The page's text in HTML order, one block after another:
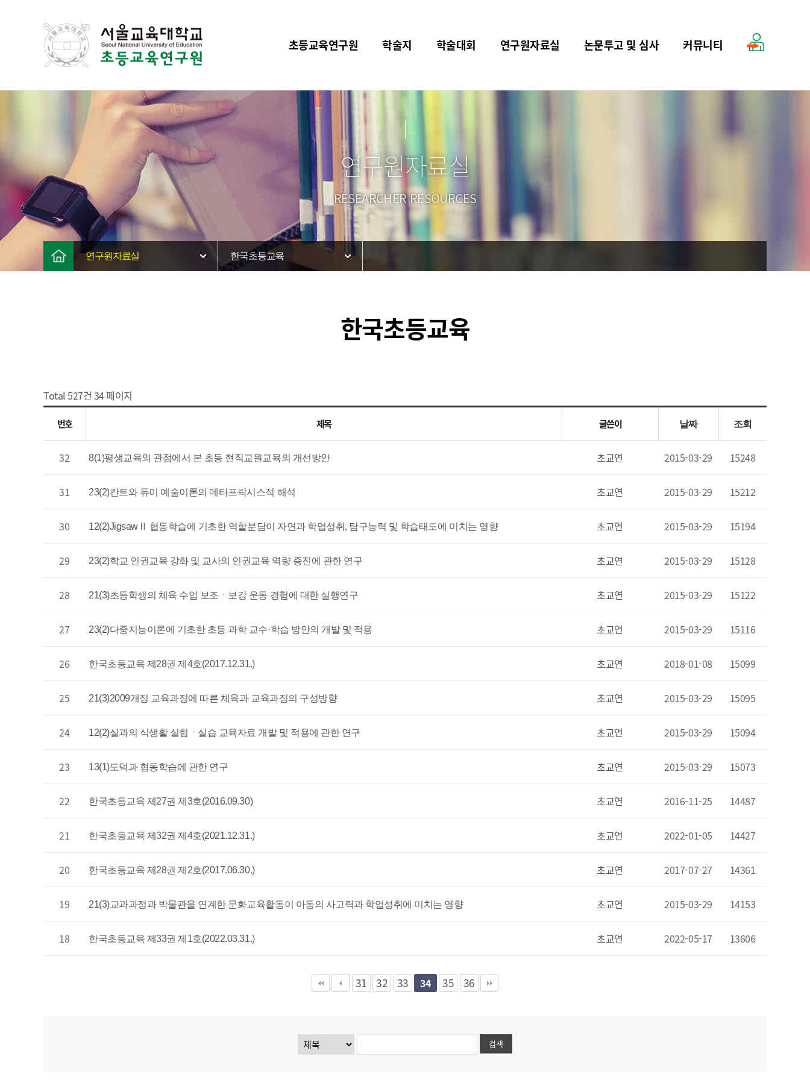
초등교육연구원 학술지 학술대회 연구원자료실 논문투고 및 심사 커뮤니티
연구원자료실
RESEARCHER RESOURCES
연구원자료실 한국초등교육
한국초등교육
Total 527건 34 페이지
번호 제목 글쓴이 날짜 조회
32 8(1)평생교육의 관점에서 본 초등 현직교원교육의 개선방안 초교연 2015-03-29 15248
31 23(2)칸트와 듀이 예술이론의 메타프락시스적 해석 초교연 2015-03-29 15212
30 12(2)JigsawⅡ 협동학습에 기초한 역할분담이 자연과 학업성취, 탐구능력 및 학습태도에 미치는 영향 초교연 2015-03-29 15194
29 23(2)학교 인권교육 강화 및 교사의 인권교육 역량 증진에 관한 연구 초교연 2015-03-29 15128
28 21(3)초등학생의 체육 수업 보조ㆍ보강 운동 경험에 대한 실행연구 초교연 2015-03-29 15122
27 23(2)다중지능이론에 기초한 초등 과학 교수·학습 방안의 개발 및 적용 초교연 2015-03-29 15116
26 한국초등교육 제28권 제4호(2017.12.31.) 초교연 2018-01-08 15099
25 21(3)2009개정 교육과정에 따른 체육과 교육과정의 구성방향 초교연 2015-03-29 15095
24 12(2)실과의 식생활 실험ㆍ실습 교육자료 개발 및 적용에 관한 연구 초교연 2015-03-29 15094
23 13(1)도덕과 협동학습에 관한 연구 초교연 2015-03-29 15073
22 한국초등교육 제27권 제3호(2016.09.30) 초교연 2016-11-25 14487
21 한국초등교육 제32권 제4호(2021.12.31.) 초교연 2022-01-05 14427
20 한국초등교육 제28권 제2호(2017.06.30.) 초교연 2017-07-27 14361
19 21(3)교과과정과 박물관을 연계한 문화교육활동이 아동의 사고력과 학업성취에 미치는 영향 초교연 2015-03-29 14153
18 한국초등교육 제33권 제1호(2022.03.31.) 초교연 2022-05-17 13606
31 32 33 34 35 36